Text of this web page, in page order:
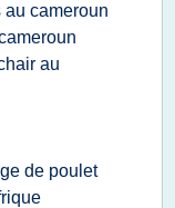
au cameroun
au
de poulet